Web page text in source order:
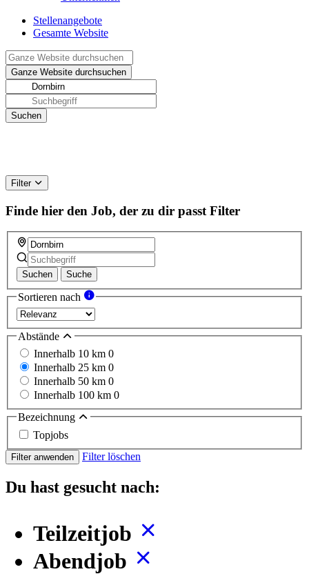
Stellenangebote
Gesamte Website
Filter
Finde hier den Job, der zu dir passt Filter
Suchen Suche
Sortieren nach
Abstände
Innerhalb 10 km 0
Innerhalb 25 km 0
Innerhalb 50 km 0
Innerhalb 100 km 0
Bezeichnung
Topjobs
Filter anwenden Filter löschen
Du hast gesucht nach:
Teilzeitjob
Abendjob